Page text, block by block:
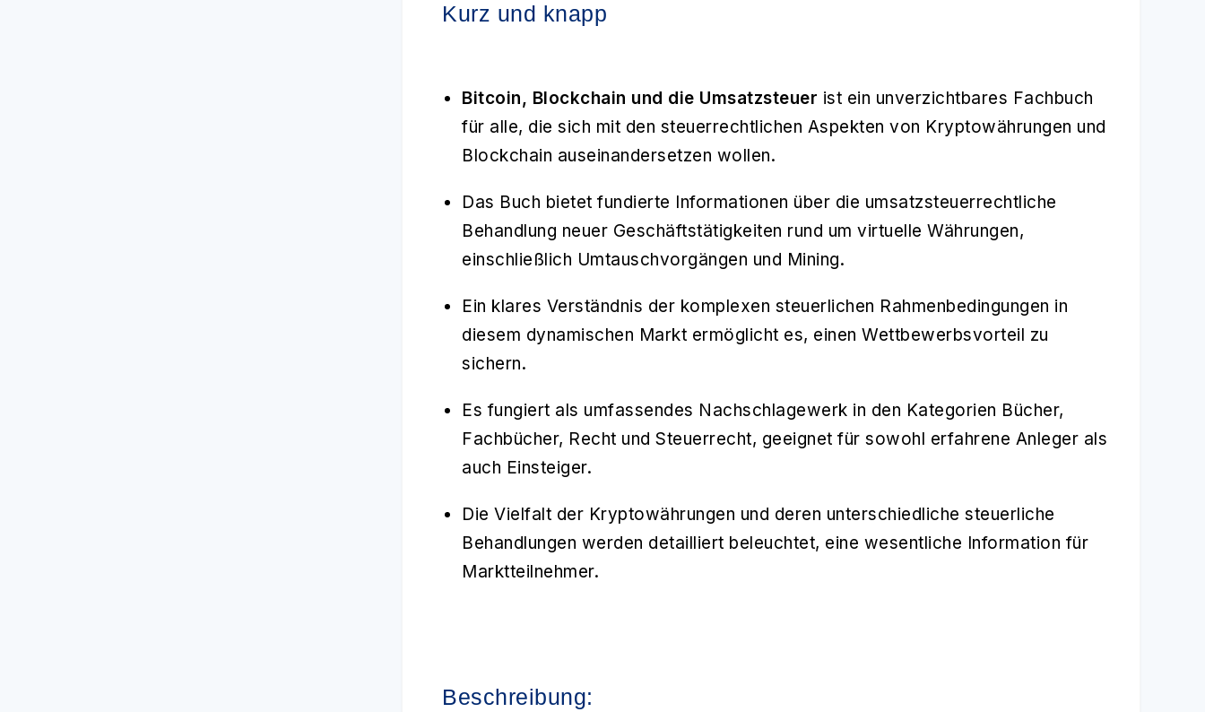
Kurz und knapp
Bitcoin, Blockchain und die Umsatzsteuer ist ein unverzichtbares Fachbuch
für alle, die sich mit den steuerrechtlichen Aspekten von Kryptowährungen und
Blockchain auseinandersetzen wollen.
Das Buch bietet fundierte Informationen über die umsatzsteuerrechtliche
Behandlung neuer Geschäftstätigkeiten rund um virtuelle Währungen,
einschließlich Umtauschvorgängen und Mining.
Ein klares Verständnis der komplexen steuerlichen Rahmenbedingungen in
diesem dynamischen Markt ermöglicht es, einen Wettbewerbsvorteil zu
sichern.
Es fungiert als umfassendes Nachschlagewerk in den Kategorien Bücher,
Fachbücher, Recht und Steuerrecht, geeignet für sowohl erfahrene Anleger als
auch Einsteiger.
Die Vielfalt der Kryptowährungen und deren unterschiedliche steuerliche
Behandlungen werden detailliert beleuchtet, eine wesentliche Information für
Marktteilnehmer.
Beschreibung: